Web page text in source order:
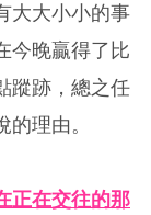
大大小小的事
今晚贏得了比
蹤跡，總之任
理由。
正在交往的那